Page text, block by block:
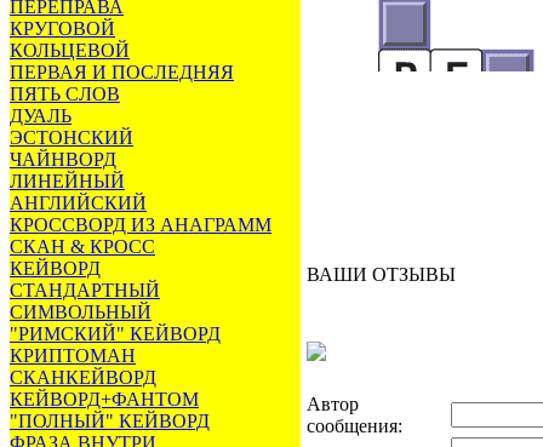
ПЕРЕПРАВА
КРУГОВОЙ
КОЛЬЦЕВОЙ
ПЕРВАЯ И ПОСЛЕДНЯЯ
ПЯТЬ СЛОВ
ДУАЛЬ
ЭСТОНСКИЙ
ЧАЙНВОРД
ЛИНЕЙНЫЙ
АНГЛИЙСКИЙ
КРОССВОРД ИЗ АНАГРАММ
СКАН & КРОСС
КЕЙВОРД
СТАНДАРТНЫЙ
СИМВОЛЬНЫЙ
"РИМСКИЙ" КЕЙВОРД
КРИПТОМАН
СКАНКЕЙВОРД
КЕЙВОРД+ФАНТОМ
"ПОЛНЫЙ" КЕЙВОРД
ФРАЗА ВНУТРИ
ВАШИ ОТЗЫВЫ
Автор
сообщения: